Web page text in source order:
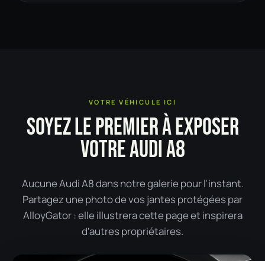
VOTRE VÉHICULE ICI
SOYEZ LE PREMIER À EXPOSER
VOTRE AUDI A8
Aucune Audi A8 dans notre galerie pour l'instant.
Partagez une photo de vos jantes protégées par
AlloyGator : elle illustrera cette page et inspirera
d'autres propriétaires.